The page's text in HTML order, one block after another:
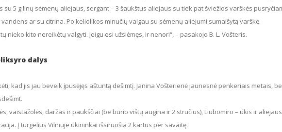
su 5 g linų sėmenų aliejaus, sergant – 3 šaukštus aliejaus su tiek pat šviežios varškės
nieko kito nereikėtų valgyti. Jeigu esi užsiėmęs, ir nenori“, – pasakojo B. L. Vošteris.
dalys
Į turgelius Vilniuje ūkininkai išsiruošia 2 kartus per savaitę.